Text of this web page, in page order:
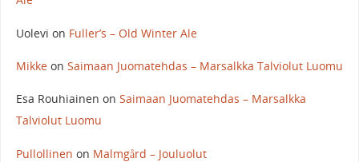
Uolevi on Fuller’s – Old Winter Ale
Mikkeon Saimaan Juomatehdas – Marsalkka Talviolut Luomu
Esa Rouhiainen on Saimaan Juomatehdas – Marsalkka
Talviolut Luomu
Pullollinen on Malmgård – Jouluolut